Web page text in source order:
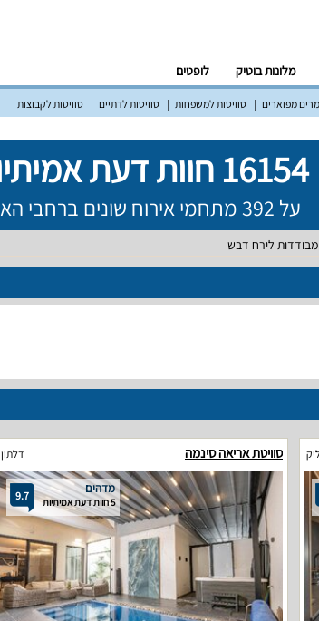
מלונות בוטיק לופטים
מפוארים סוויטות למשפחות סוויטות לדתיים סוויטות לקבוצות
16154 חוות דעת אמיתיות!
על 392 מתחמי אירוח שונים ברחבי הארץ
מבודדות לירח דבש
סוויטת אריאה סינמה דלתון
9.7 מדהים
5 חוות דעת אמיתיות